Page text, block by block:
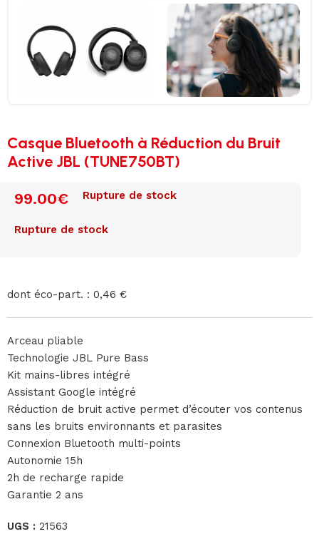
Casque Bluetooth à Réduction du Bruit
Active JBL (TUNE750BT)
99.00€ Rupture de stock
Rupture de stock
dont éco-part. : 0,46 €
Arceau pliable
Technologie JBL Pure Bass
Kit mains-libres intégré
Assistant Google intégré
Réduction de bruit active permet d’écouter vos contenus
sans les bruits environnants et parasites
Connexion Bluetooth multi-points
Autonomie 15h
2h de recharge rapide
Garantie 2 ans
UGS : 21563